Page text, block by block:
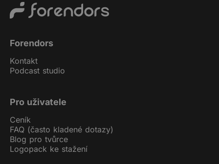
Forendors
Kontakt
Podcast studio
Pro uživatele
Ceník
FAQ (často kladené dotazy)
Blog pro tvůrce
Logopack ke stažení